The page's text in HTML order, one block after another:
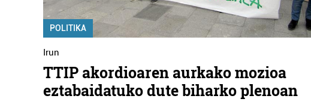
POLITIKA
Irun
TTIP akordioaren aurkako mozioa
eztabaidatuko dute biharko plenoan